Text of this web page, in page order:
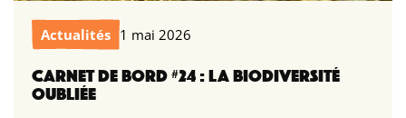
Actualités 1 mai 2026
CARNET DE BORD #24 : LA BIODIVERSITÉ
OUBLIÉE